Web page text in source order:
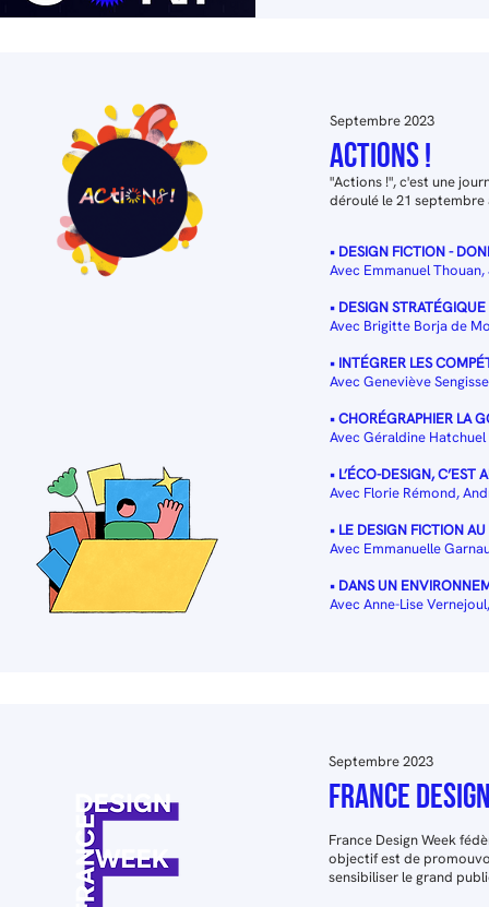
Septembre 2023
"Actions !", c'est une
déroulé le 21 septembre
actions !
• DESIGN FICTION -
Avec Emmanuel
• DESIGN
Avec Brigitte Borja de
• INTÉGRER LES
Avec Geneviève
•CHORÉGRAPHIER LA
Avec Géraldine Hatchuel
• L’ÉCO-DESIGN, C’EST
Avec Florie Rémond,
• LE DESIGN FICTION
Avec Emmanuelle
• DANS UN
Avec Anne-Lise
Septembre 2023
France
France Design Week
objectif est de
sensibiliser le grand